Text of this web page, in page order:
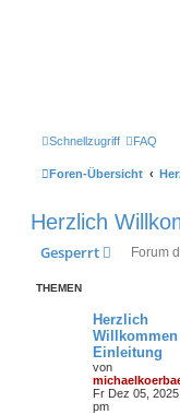
Schnellzugriff FAQ
Foren-Übersicht
Herzlich
Gesperrt
THEMEN
Herzlich
Einleitung
von
Fr Dez 05,
pm